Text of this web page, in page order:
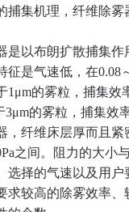
捕集机理，纤维除雾
是以布朗扩散捕集作
是气速低，在0.08
1μm的雾粒，捕集效
3μm的雾粒，捕集效
，纤维床层厚而且紧
之间。阻力的大小
选择的气速以及用户
求较高的除雾效率、